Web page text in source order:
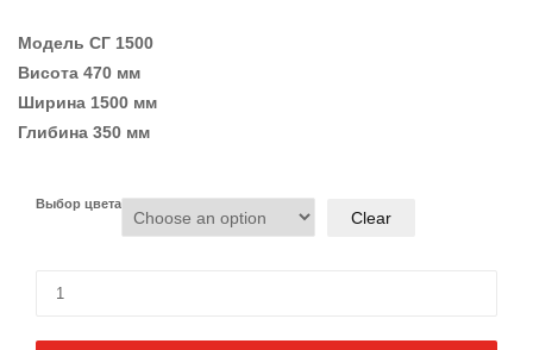
Модель СГ 1500
Висота 470 мм
Ширина 1500 мм
Глибина 350 мм
Выбор цвета
Clear